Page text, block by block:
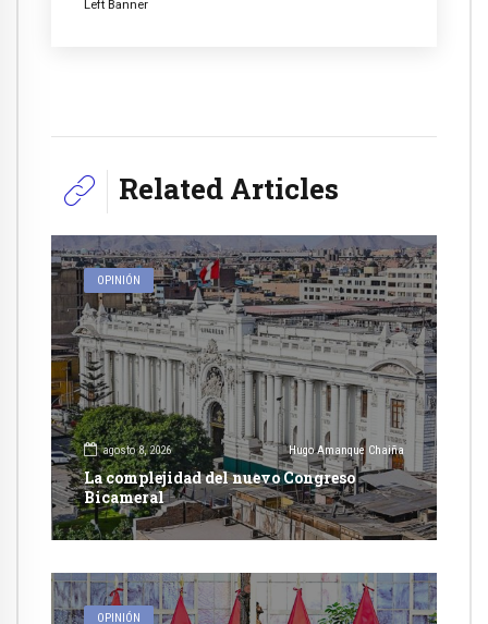
Left Banner
Related Articles
OPINIÓN
agosto 8, 2026 Hugo Amanque Chaiña
La complejidad del nuevo Congreso
Bicameral
OPINIÓN